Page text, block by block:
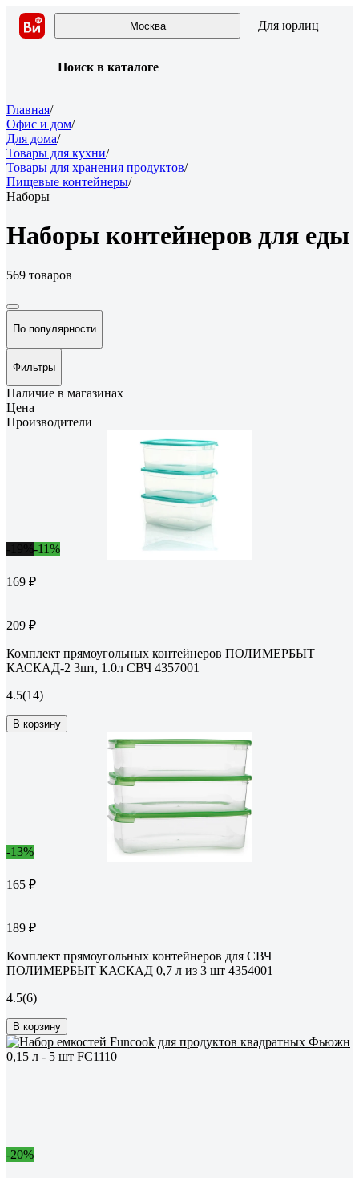
Москва Для юрлиц
Поиск в каталоге
Главная/
Офис и дом/
Для дома/
Товары для кухни/
Товары для хранения продуктов/
Пищевые контейнеры/
Наборы
Наборы контейнеров для еды
569 товаров
По популярности
Фильтры
Наличие в магазинах
Цена
Производители
-11%
169 ₽
209 ₽
Комплект прямоугольных контейнеров ПОЛИМЕРБЫТ
КАСКАД-2 3шт, 1.0л СВЧ 4357001
4.5(14)
В корзину
-13%
165 ₽
189 ₽
Комплект прямоугольных контейнеров для СВЧ
ПОЛИМЕРБЫТ КАСКАД 0,7 л из 3 шт 4354001
4.5(6)
В корзину
-20%